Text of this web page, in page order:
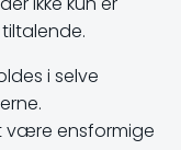
i selve
være ensformige